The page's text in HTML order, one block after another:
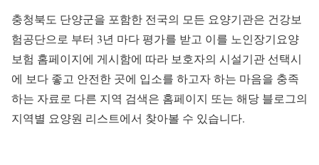
충청북도 단양군을 포함한 전국의 모든 요양기관은 건강보
험공단으로 부터 3년 마다 평가를 받고 이를 노인장기요양
보험 홈페이지에 게시함에 따라 보호자의 시설기관 선택시
에 보다 좋고 안전한 곳에 입소를 하고자 하는 마음을 충족
하는 자료로 다른 지역 검색은 홈페이지 또는 해당 블로그의
지역별 요양원 리스트에서 찾아볼 수 있습니다.